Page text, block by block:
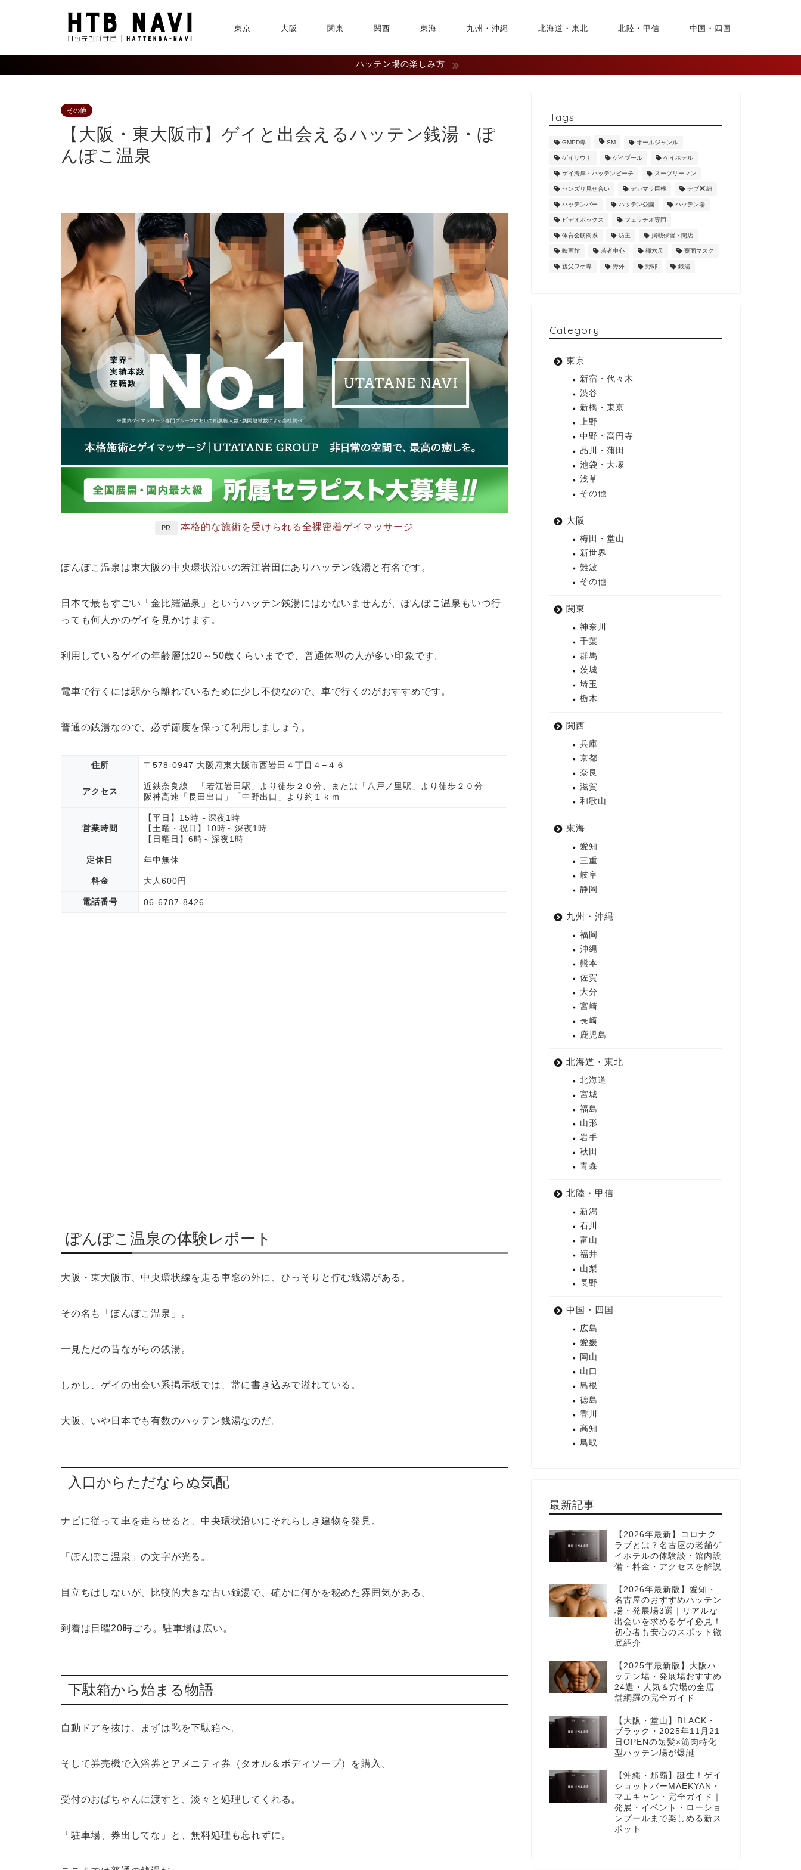
東京 大阪 関東 関西 東海 九州・沖縄 北海道・東北 北陸・甲信 中国・四国
ハッテン場の楽しみ方
その他
【大阪・東大阪市】ゲイと出会えるハッテン銭湯・ぽ
んぽこ温泉
PR 本格的な施術を受けられる全裸密着ゲイマッサージ
ぽんぽこ温泉は東大阪の中央環状沿いの若江岩田にありハッテン銭湯と有名です。
日本で最もすごい「金比羅温泉」というハッテン銭湯にはかないませんが、ぽんぽこ温泉もいつ行
っても何人かのゲイを見かけます。
利用しているゲイの年齢層は20～50歳くらいまでで、普通体型の人が多い印象です。
電車で行くには駅から離れているために少し不便なので、車で行くのがおすすめです。
普通の銭湯なので、必ず節度を保って利用しましょう。
住所 〒578-0947 大阪府東大阪市西岩田４丁目４−４６
アクセス
近鉄奈良線 「若江岩田駅」より徒歩２０分、または「八戸ノ里駅」より徒歩２０分
阪神高速「長田出口」「中野出口」より約１ｋｍ
営業時間
【平日】15時～深夜1時
【土曜・祝日】10時～深夜1時
【日曜日】6時～深夜1時
定休日 年中無休
料金 大人600円
電話番号 06-6787-8426
ぽんぽこ温泉の体験レポート
大阪・東大阪市、中央環状線を走る車窓の外に、ひっそりと佇む銭湯がある。
その名も「ぽんぽこ温泉」。
一見ただの昔ながらの銭湯。
しかし、ゲイの出会い系掲示板では、常に書き込みで溢れている。
大阪、いや日本でも有数のハッテン銭湯なのだ。
入口からただならぬ気配
ナビに従って車を走らせると、中央環状沿いにそれらしき建物を発見。
「ぽんぽこ温泉」の文字が光る。
目立ちはしないが、比較的大きな古い銭湯で、確かに何かを秘めた雰囲気がある。
到着は日曜20時ごろ。駐車場は広い。
下駄箱から始まる物語
自動ドアを抜け、まずは靴を下駄箱へ。
そして券売機で入浴券とアメニティ券（タオル＆ボディソープ）を購入。
受付のおばちゃんに渡すと、淡々と処理してくれる。
「駐車場、券出してな」と、無料処理も忘れずに。
Tags
GMPD専 SM オールジャンル
ゲイサウナ ゲイプール ゲイホテル
ゲイ海岸・ハッテンビーチ スーツリーマン
センズリ見せ合い デカマラ巨根 デブ 細
ハッテンバー ハッテン公園 ハッテン場
ビデオボックス フェラチオ専門
体育会筋肉系 坊主 掲載保留・閉店
映画館 若者中心 褌六尺 覆面マスク
親父フケ専 野外 野郎 銭湯
Category
東京
新宿・代々木
渋谷
新橋・東京
上野
中野・高円寺
品川・蒲田
池袋・大塚
浅草
その他
大阪
梅田・堂山
新世界
難波
その他
関東
神奈川
千葉
群馬
茨城
埼玉
栃木
関西
兵庫
京都
奈良
滋賀
和歌山
東海
愛知
三重
岐阜
静岡
九州・沖縄
福岡
沖縄
熊本
佐賀
大分
宮崎
長崎
鹿児島
北海道・東北
北海道
宮城
福島
山形
岩手
秋田
青森
北陸・甲信
新潟
石川
富山
福井
山梨
長野
中国・四国
広島
愛媛
岡山
山口
島根
徳島
香川
高知
鳥取
最新記事
【2026年最新】コロナク
ラブとは？名古屋の老舗ゲ
イホテルの体験談・館内設
備・料金・アクセスを解説
【2026年最新版】愛知・
名古屋のおすすめハッテン
場・発展場3選｜リアルな
出会いを求めるゲイ必見！
初心者も安心のスポット徹
底紹介
【2025年最新版】大阪ハ
ッテン場・発展場おすすめ
24選・人気＆穴場の全店
舗網羅の完全ガイド
【大阪・堂山】BLACK・
ブラック・2025年11月21
日OPENの短髪×筋肉特化
型ハッテン場が爆誕
【沖縄・那覇】誕生！ゲイ
ショットバーMAEKYAN・
マエキャン・完全ガイド｜
発展・イベント・ローショ
ンプールまで楽しめる新ス
ポット